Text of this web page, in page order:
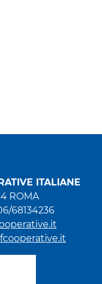
ITALIANE
ROMA
68134236